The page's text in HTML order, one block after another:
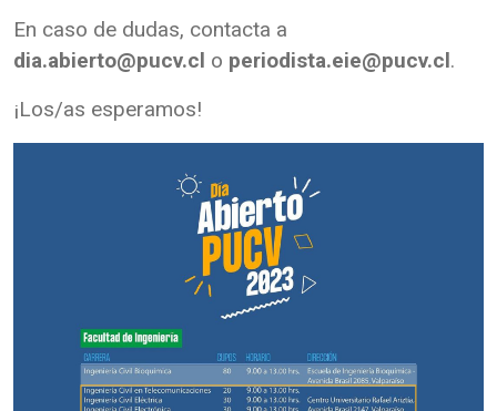
En caso de dudas, contacta a
dia.abierto@pucv.cl o periodista.eie@pucv.cl.
¡Los/as esperamos!